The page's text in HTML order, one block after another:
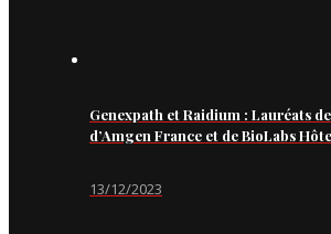
Genexpath et Raidium : Lauréats
d’Amgen France et de BioLabs
13/12/2023